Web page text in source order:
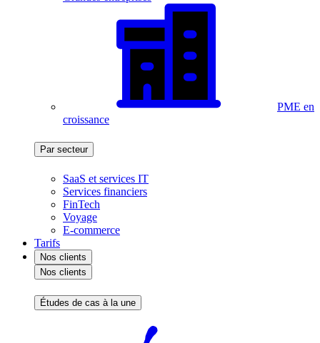
PME en
croissance
Par secteur
SaaS et services IT
Services financiers
FinTech
Voyage
E-commerce
Tarifs
Nos clients
Nos clients
Études de cas à la une